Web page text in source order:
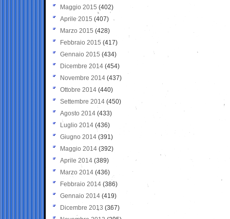
Maggio 2015 (402)
Aprile 2015 (407)
Marzo 2015 (428)
Febbraio 2015 (417)
Gennaio 2015 (434)
Dicembre 2014 (454)
Novembre 2014 (437)
Ottobre 2014 (440)
Settembre 2014 (450)
Agosto 2014 (433)
Luglio 2014 (436)
Giugno 2014 (391)
Maggio 2014 (392)
Aprile 2014 (389)
Marzo 2014 (436)
Febbraio 2014 (386)
Gennaio 2014 (419)
Dicembre 2013 (367)